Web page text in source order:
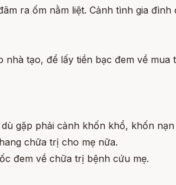
ra ốm nằm liệt. Cảnh tình gia đình
tạo, để lấy tiền bạc đem về mua
gặp phải cảnh khốn khổ, khốn
chữa trị cho mẹ nữa.
đem về chữa trị bệnh cứu mẹ.